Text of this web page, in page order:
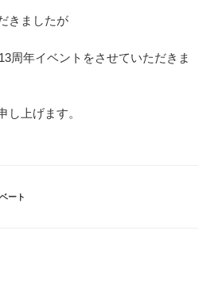
きましたが
周年イベントをさせていただきま
し上げます。
ート